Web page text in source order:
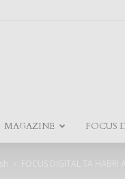
MAGAZINE FOCUS
FOCUS DIGITAL TA HABRI